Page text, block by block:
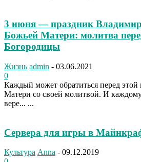
3 июня — праздник
Божьей Матери: молитва
Богородицы
Жизнь admin - 03.06.2021
0
Каждый может обратиться перед
Матери со своей молитвой. И
вере... ...
Сервера для игры в
Культура Anna - 09.12.2019